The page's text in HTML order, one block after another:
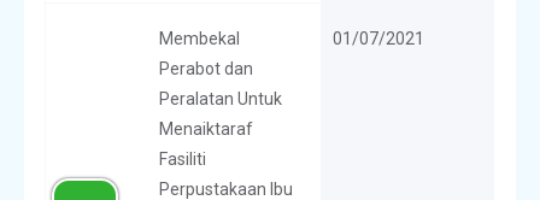
Membekal
Perabot dan
Peralatan Untuk
Menaiktaraf
Fasiliti
Perpustakaan Ibu
01/07/2021